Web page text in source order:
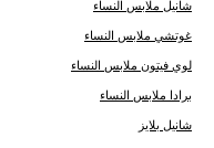
شانيل ملابس النساء
غوتشي ملابس النساء
لوي فيتون ملابس النساء
برادا ملابس النساء
شانيل بلايز